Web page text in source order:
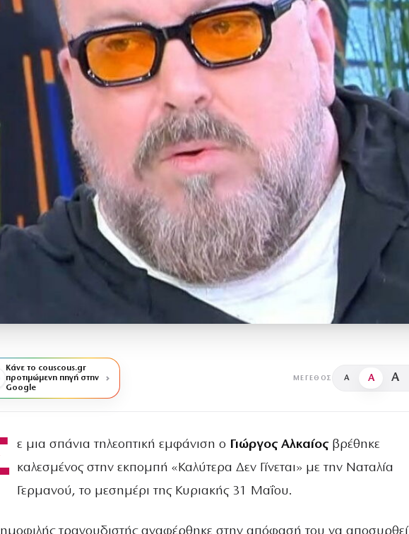
Κάνε το couscous.gr
προτιμώμενη πηγή στην
Google
ΜΈΓΕΘΟΣ A A A
ε μια σπάνια τηλεοπτική εμφάνιση ο Γιώργος Αλκαίοςβρέθηκε
καλεσμένος στην εκπομπή «Καλύτερα Δεν Γίνεται» με την Ναταλία
Γερμανού, το μεσημέρι της Κυριακής 31 Μαΐου.